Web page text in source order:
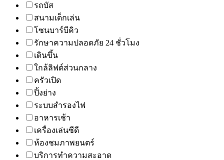
รถบัส
สนามเด็กเล่น
โซนบาร์บีคิว
รักษาความปลอดภัย 24 ชั่วโมง
เดินขึ้น
ใกล้ลิฟต์ส่วนกลาง
ครัวเปิด
ปิ้งย่าง
ระบบสำรองไฟ
อาหารเช้า
เครื่องเล่นซีดี
ห้องชมภาพยนตร์
บริการทำความสะอาด